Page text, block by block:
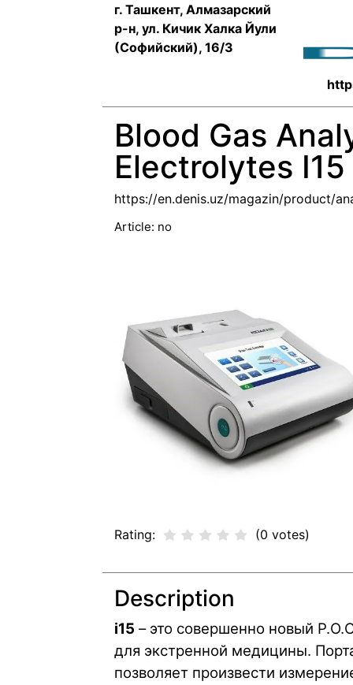
г. Ташкент, Алмазарский
р-н, ул. Кичик Халка Йули
(Софийский), 16/3
Blood Gas
Electrolytes I15
https://en.denis.uz/magazin/product/
Article: no
Rating: (0 votes)
Description
i15 – это совершенно новый
для экстренной медицины.
позволяет произвести